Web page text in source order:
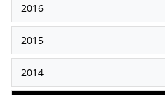
2016
2015
2014